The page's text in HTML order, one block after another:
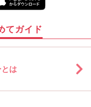
てガイド
は